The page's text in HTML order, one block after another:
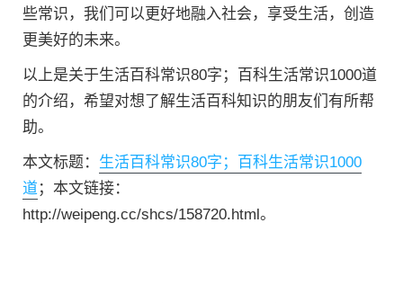
些常识，我们可以更好地融入社会，享受生活，创造
更美好的未来。
以上是关于生活百科常识80字；百科生活常识1000道
的介绍，希望对想了解生活百科知识的朋友们有所帮
助。
本文标题： 生活百科常识80字；百科生活常识1000
道 ；本文链接：
http://weipeng.cc/shcs/158720.html。